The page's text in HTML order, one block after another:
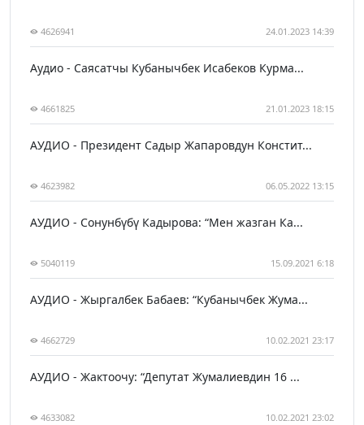
4626941 24.01.2023 14:39
Аудио - Саясатчы Кубанычбек Исабеков Курма...
4661825 21.01.2023 18:15
АУДИО - Президент Садыр Жапаровдун Констит...
4623982 06.05.2022 13:15
АУДИО - Сонунбүбү Кадырова: “Мен жазган Ка...
5040119 15.09.2021 6:18
АУДИО - Жыргалбек Бабаев: “Кубанычбек Жума...
4662729 10.02.2021 23:17
АУДИО - Жактоочу: “Депутат Жумалиевдин 16 ...
4633082 10.02.2021 23:02